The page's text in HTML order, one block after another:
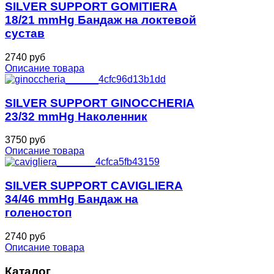
SILVER SUPPORT GOMITIERA
18/21 mmHg Бандаж на локтевой
сустав
2740 руб
Описание товара
SILVER SUPPORT GINOCCHERIA
23/32 mmHg Наколенник
3750 руб
Описание товара
SILVER SUPPORT CAVIGLIERA
34/46 mmHg Бандаж на
голеностоп
2740 руб
Описание товара
Каталог